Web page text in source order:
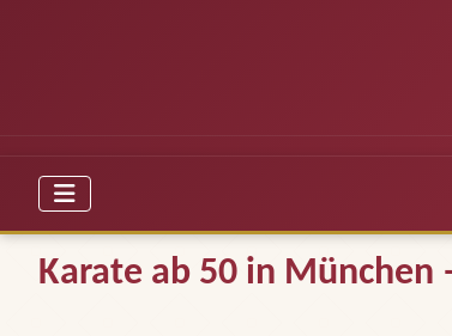
Karate ab 50 in München